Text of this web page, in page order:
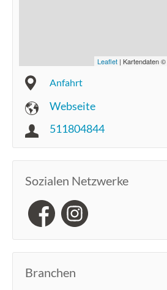
Leaflet | Kartendaten ©
Anfahrt
Webseite
511804844
Sozialen Netzwerke
Branchen